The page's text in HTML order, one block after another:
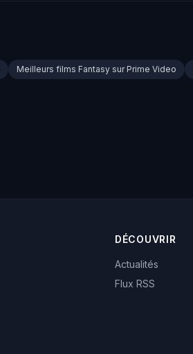
Meilleurs films Fantasy sur Prime Video
DÉCOUVRIR
Actualités
Flux RSS